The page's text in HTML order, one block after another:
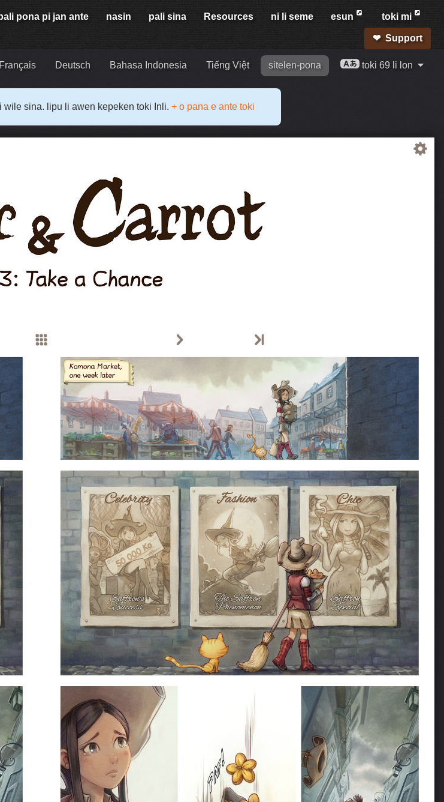
pona pi jan ante nasin pali sina Resources ni li seme esun toki mi
Support
Français Deutsch Bahasa Indonesia Tiếng Việt sitelen-pona toki 69 li lon
sina. lipu li awen kepeken toki Inli. + o pana e ante toki